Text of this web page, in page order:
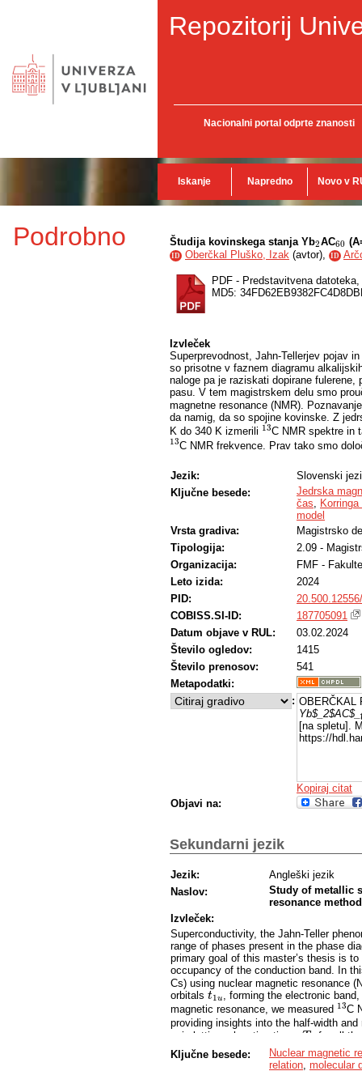
Repozitorij
Nacionalni portal odprte znanosti
Iskanje Napredno Novo v
Podrobno Študija kovinskega stanja Yb2
2AC60
60
ID Oberčkal Pluško, Izak (avtor), ID
PDF - Predstavitvena datoteka,
MD5:
Izvleček
Superprevodnost, Jahn-Tellerjev pojav
so prisotne v faznem diagramu
naloge pa je raziskati dopirane
pasu. V tem magistrskem delu smo
magnetne resonance (NMR).
da namig, da so spojine kovinske. Z
K do 340 K izmerili 13
13C NMR spektre in
13
13C NMR frekvence. Prav tako smo
kovinsko stanje z majhno gostoto stanj
večanje vrednosti
nad približno
mrežni relaksaciji in predlagan razlog je
je možno opisati znotraj Bloembergen-
0 in aktivacijske energije a za opis
meV do 106 meV in so primerljive
fuleridov.
Jezik:
Slovenski
Ključne besede:
Jedrska
čas
model
Vrsta gradiva:
Magistrsko
Tipologija:
2.09 -
Organizacija:
FMF -
Leto izida:
2024
PID:
COBISS.SI-ID:
187705091
Datum objave v RUL:
03.02.2024
Število ogledov:
1415
Število prenosov:
541
Metapodatki:
: OBERČKAL
[na spletu].
https://
Kopiraj citat
Objavi na:
Sekundarni jezik
Jezik:
Angleški jezik
Naslov:
Study of metallic
resonance method
Izvleček:
Superconductivity, the Jahn-Teller
range of phases present in the phase
primary goal of this master’s thesis is
occupancy of the conduction band. In
Cs) using nuclear magnetic resonance
orbitals t1u
t1u , forming the electronic
magnetic resonance, we measured 13
13C
providing insights into the half-width
spin lattice relaxation times T
T1
for all
independent shifts of 13
13C NMR spectra
density of states at the Fermi energy
Ključne besede:
Nuclear magnetic
relation molecular